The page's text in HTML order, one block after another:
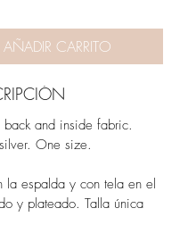
CARRITO
and inside fabric.
One size.
la espalda y con tela en el
y plateado. Talla única